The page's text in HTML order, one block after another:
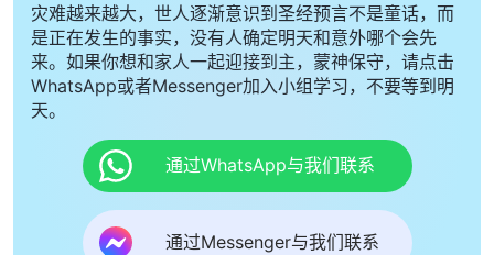
灾难越来越大，世人逐渐意识到圣经预言不是童话，而
是正在发生的事实，没有人确定明天和意外哪个会先
来。如果你想和家人一起迎接到主，蒙神保守，请点击
WhatsApp或者Messenger加入小组学习，不要等到明
天。
通过WhatsApp与我们联系
通过Messenger与我们联系